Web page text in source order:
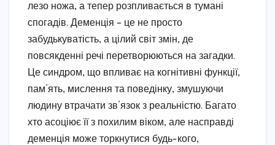
лезо ножа, а тепер розпливається в тумані
спогадів. Деменція – це не просто
забудькуватість, а цілий світ змін, де
повсякденні речі перетворюються на загадки.
Це синдром, що впливає на когнітивні функції,
пам’ять, мислення та поведінку, змушуючи
людину втрачати зв’язок з реальністю. Багато
хто асоціює її з похилим віком, але насправді
деменція може торкнутися будь-кого,